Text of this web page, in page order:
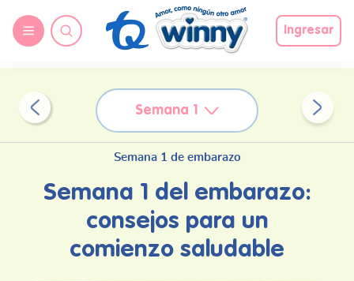
Ingresar
Semana 1
Semana 1 de embarazo
Semana 1 del embarazo:
consejos para un
comienzo saludable